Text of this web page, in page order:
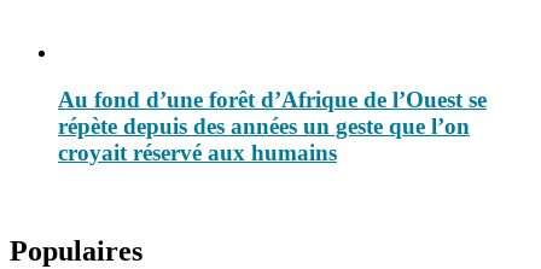
Au fond d’une forêt d’Afrique de l’Ouest se
répète depuis des années un geste que l’on
croyait réservé aux humains
Populaires